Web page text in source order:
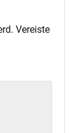
Vereiste